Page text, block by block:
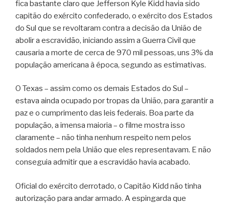
fica bastante claro que Jefferson Kyle Kidd havia sido
capitão do exército confederado, o exército dos Estados
do Sul que se revoltaram contra a decisão da União de
abolir a escravidão, iniciando assim a Guerra Civil que
causaria a morte de cerca de 970 mil pessoas, uns 3% da
população americana à época, segundo as estimativas.
O Texas – assim como os demais Estados do Sul –
estava ainda ocupado por tropas da União, para garantir a
paz e o cumprimento das leis federais. Boa parte da
população, a imensa maioria – o filme mostra isso
claramente – não tinha nenhum respeito nem pelos
soldados nem pela União que eles representavam. E não
conseguia admitir que a escravidão havia acabado.
Oficial do exército derrotado, o Capitão Kidd não tinha
autorização para andar armado. A espingarda que